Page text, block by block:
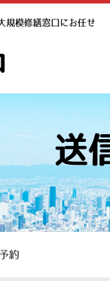
規模修繕窓口にお任せ
送
約